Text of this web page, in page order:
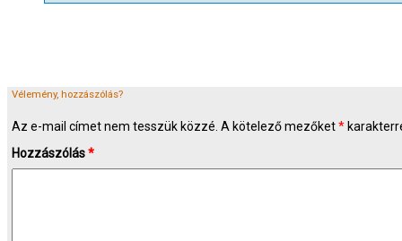
Vélemény, hozzászólás?
Az e-mail címet nem tesszük közzé. A kötelező mezőket*
Hozzászólás*